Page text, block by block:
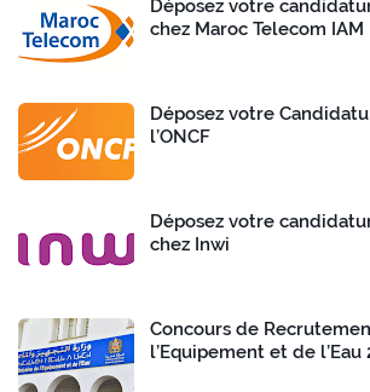
Déposez votre
chez Maroc Telecom IAM
Déposez votre
l’ONCF
Déposez votre
chez Inwi
Concours de
l’Equipement et de l’Eau